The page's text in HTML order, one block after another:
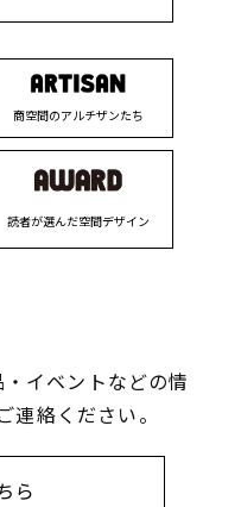
商空間のアルチザンたち
読者が選んだ空間デザイン
イベントなどの情
連絡ください。
ら